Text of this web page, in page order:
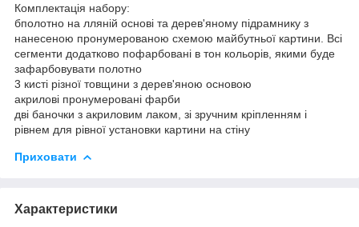
Комплектація набору:
бполотно на лляній основі та дерев'яному підрамнику з
нанесеною пронумерованою схемою майбутньої картини. Всі
сегменти додатково пофарбовані в тон кольорів, якими буде
зафарбовувати полотно
3 кисті різної товщини з дерев'яною основою
акрилові пронумеровані фарби
дві баночки з акриловим лаком, зі зручним кріпленням і
рівнем для рівної установки картини на стіну
Приховати
Характеристики